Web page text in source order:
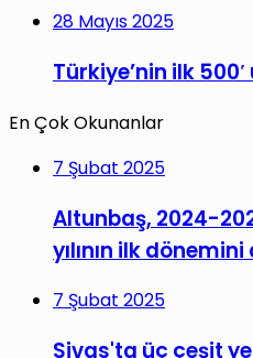
28 Mayıs 2025
Türkiye’nin ilk
En Çok Okunanlar
7 Şubat 2025
Altunbaş, 2024-
yılının ilk
7 Şubat 2025
Sivas'ta üç çeşit